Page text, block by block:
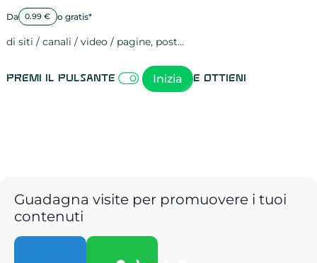
Da 0.99 € o gratis*
di siti / canali / video / pagine, post…
Premi il pulsante Inizia e ottieni
Guadagna visite per promuovere i tuoi
contenuti